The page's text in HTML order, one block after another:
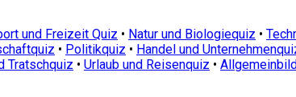
und Freizeit Quiz • Natur und Biologiequiz •
• Politikquiz • Handel und
Tratschquiz • Urlaub und Reisenquiz •